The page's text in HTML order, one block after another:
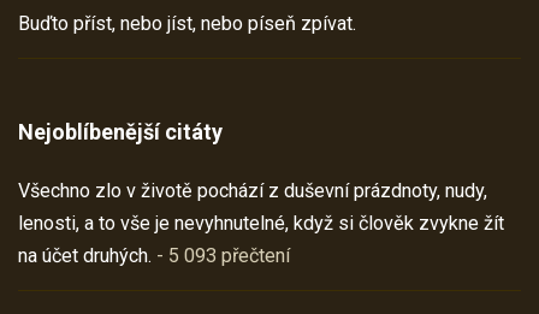
Buďto příst, nebo jíst, nebo píseň zpívat.
Nejoblíbenější citáty
Všechno zlo v životě pochází z duševní prázdnoty, nudy,
lenosti, a to vše je nevyhnutelné, když si člověk zvykne žít
na účet druhých. - 5 093 přečtení